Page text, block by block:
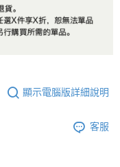
顯示電腦版詳細說明
客服